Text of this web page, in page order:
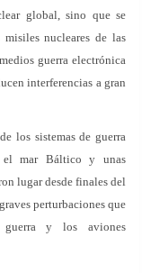
global, sino que se
nucleares de las
guerra electrónica
interferencias a gran
los sistemas de guerra
el mar Báltico y unas
lugar desde finales del
perturbaciones que
y los aviones